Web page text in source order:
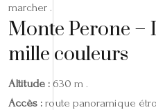
marcher .
Monte Perone –
mille couleurs
Altitude : 630 m .
Accès : route panoramique